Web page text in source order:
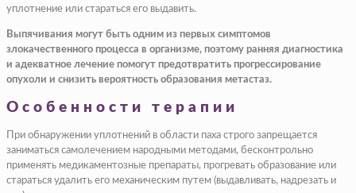
уплотнение или стараться его выдавить.
Выпячивания могут быть одним из первых симптомов
злокачественного процесса в организме, поэтому ранняя диагностика
и адекватное лечение помогут предотвратить прогрессирование
опухоли и снизить вероятность образования метастаз.
Особенности терапии
При обнаружении уплотнений в области паха строго запрещается
заниматься самолечением народными методами, бесконтрольно
применять медикаментозные препараты, прогревать образование или
стараться удалить его механическим путем (выдавливать, надрезать и